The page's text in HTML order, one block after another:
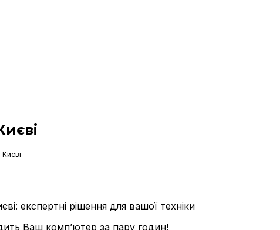
експертні рішення для вашої техніки
Ваш комп’ютер за пару годин!